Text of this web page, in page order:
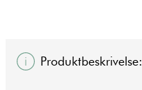
Produktbeskrivelse: